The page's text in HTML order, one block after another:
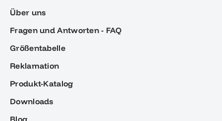
Über uns
Fragen und Antworten - FAQ
Größentabelle
Reklamation
Produkt-Katalog
Downloads
Blog